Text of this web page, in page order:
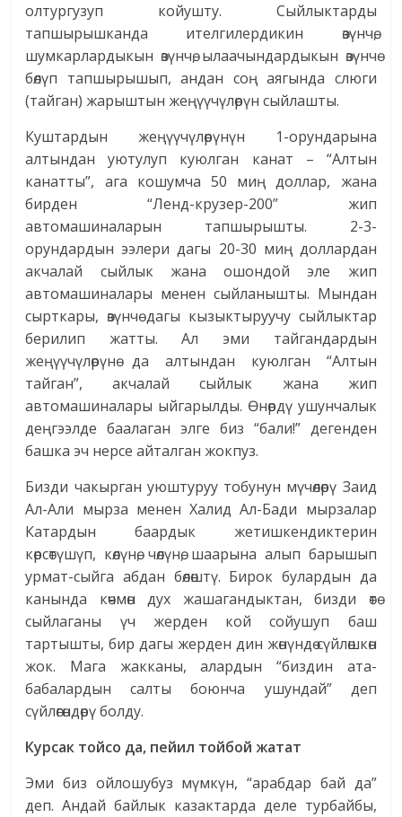
олтургузуп койушту. Сыйлыктарды
тапшырышканда ителгилердикин өзүнчө,
шумкарлардыкын өзүнчө, ылаачындардыкын өзүнчө
бөлүп тапшырышып, андан соң аягында слюги
(тайган) жарыштын жеңүүчүлөрүн сыйлашты.
Куштардын жеңүүчүлөрүнүн 1-орундарына
алтындан уютулуп куюлган канат – “Алтын
канатты”, ага кошумча 50 миң доллар, жана
бирден “Ленд-крузер-200” жип
автомашиналарын тапшырышты. 2-3-
орундардын ээлери дагы 20-30 миң доллардан
акчалай сыйлык жана ошондой эле жип
автомашиналары менен сыйланышты. Мындан
сырткары, өзүнчө дагы кызыктыруучу сыйлыктар
берилип жатты. Ал эми тайгандардын
жеңүүчүлөрүнө да алтындан куюлган “Алтын
тайган”, акчалай сыйлык жана жип
автомашиналары ыйгарылды. Өнөрдү ушунчалык
деңгээлде баалаган элге биз “бали!” дегенден
башка эч нерсе айталган жокпуз.
Бизди чакырган уюштуруу тобунун мүчөлөрү Заид
Ал-Али мырза менен Халид Ал-Бади мырзалар
Катардын баардык жетишкендиктерин
көрсөтүшүп, көлүнө, чөлүнө, шаарына алып барышып
урмат-сыйга абдан бөлөштү. Бирок булардын да
канында көчмөн дух жашагандыктан, бизди өтө
сыйлаганы үч жерден кой сойушуп баш
тартышты, бир дагы жерден дин жөнүндө сүйлөшкөн
жок. Мага жакканы, алардын “биздин ата-
бабалардын салты боюнча ушундай” деп
сүйлөгөндөрү болду.
Курсак тойсо да, пейил тойбой жатат
Эми биз ойлошубуз мүмкүн, “арабдар бай да”
деп. Андай байлык казактарда деле турбайбы,